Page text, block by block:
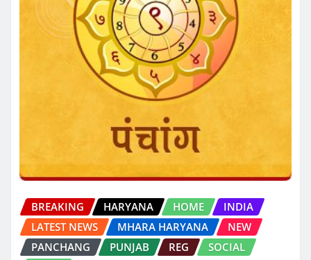
BREAKING HARYANA HOME
INDIA
LATEST NEWS
MHARA HARYANA
NEW
PANCHANG
PUNJAB REG
SOCIAL